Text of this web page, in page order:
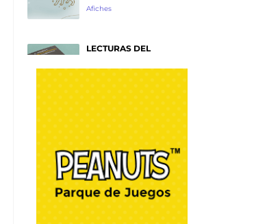
Afiches
LECTURAS DEL
Títulos para entender tu
mente
Afiches
SAM SMITH: HAZEL
EYES
Un nuevo y emotivo disco
sobre NY
Afiches
RAYAS COLORIDAS
Por Mónica Muñoz